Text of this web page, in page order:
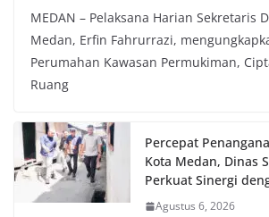
MEDAN – Pelaksana Harian Sekretaris
Medan, Erfin Fahrurrazi,
Perumahan Kawasan Permukiman,
Ruang
Percepat
Kota Medan, Dinas
Perkuat Sinergi
Agustus 6, 2026